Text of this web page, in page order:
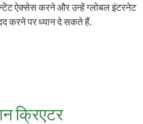
ऐक्सेस करने और उन्हें ग्लोबल इंटरनेट
करने पर ध्यान दे सकते हैं.
क्रिएटर